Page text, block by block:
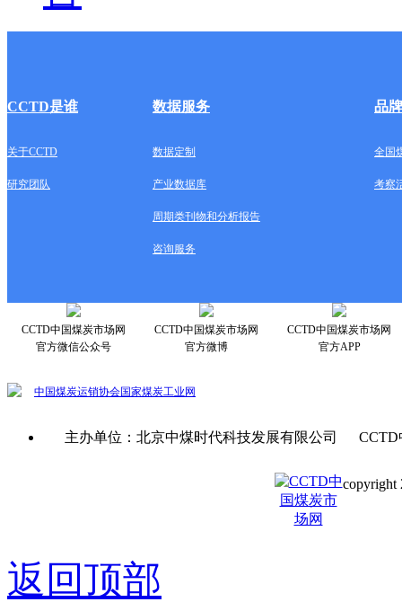
CCTD是谁 数据服务 品
关于CCTD 数据定制 全国
研究团队 产业数据库 考察
周期类刊物和分析报告
咨询服务
CCTD中国煤炭市场网
官方微信公众号
CCTD中国煤炭市场网
官方微博
CCTD中国煤炭市场网
官方APP
中国煤炭运销协会国家煤炭工业网
主办单位：北京中煤时代科技发展有限公司
copyright
返回顶部